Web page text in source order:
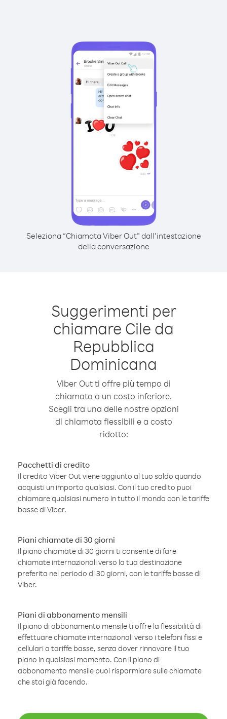
Seleziona “Chiamata Viber Out” dall’intestazione
della conversazione
Suggerimenti per
chiamare Cile da
Repubblica
Dominicana
Viber Out ti offre più tempo di
chiamata a un costo inferiore.
Scegli tra una delle nostre opzioni
di chiamata flessibili e a costo
ridotto:
Pacchetti di credito
Il credito Viber Out viene aggiunto al tuo saldo quando
acquisti un importo qualsiasi. Con il tuo credito puoi
chiamare qualsiasi numero in tutto il mondo con le tariffe
basse di Viber.
Piani chiamate di 30 giorni
Il piano chiamate di 30 giorni ti consente di fare
chiamate internazionali verso la tua destinazione
preferita nel periodo di 30 giorni, con le tariffe basse di
Viber.
Piani di abbonamento mensili
Il piano di abbonamento mensile ti offre la flessibilità di
effettuare chiamate internazionali verso i telefoni fissi e
cellulari a tariffe basse, senza dover rinnovare il tuo
piano in qualsiasi momento. Con il piano di
abbonamento mensile puoi risparmiare sulle chiamate
che stai già facendo.